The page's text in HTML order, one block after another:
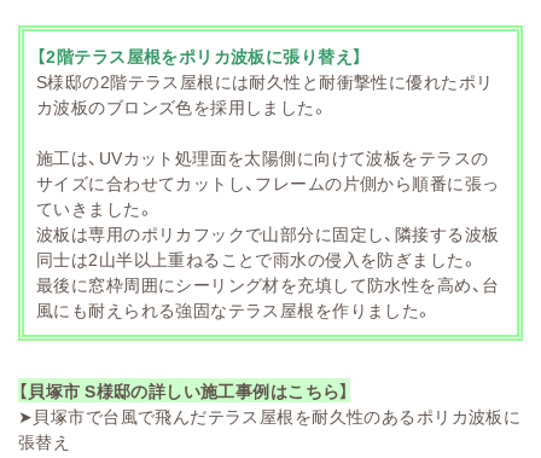
【2階テラス屋根をポリカ波板に張り替え】
S様邸の2階テラス屋根には耐久性と耐衝撃性に優れたポリ
カ波板のブロンズ色を採用しました。
施工は、UVカット処理面を太陽側に向けて波板をテラスの
サイズに合わせてカットし、フレームの片側から順番に張っ
ていきました。
波板は専用のポリカフックで山部分に固定し、隣接する波板
同士は2山半以上重ねることで雨水の侵入を防ぎました。
最後に窓枠周囲にシーリング材を充填して防水性を高め、台
風にも耐えられる強固なテラス屋根を作りました。
【貝塚市 S様邸の詳しい施工事例はこちら】
➤貝塚市で台風で飛んだテラス屋根を耐久性のあるポリカ波板に
張替え